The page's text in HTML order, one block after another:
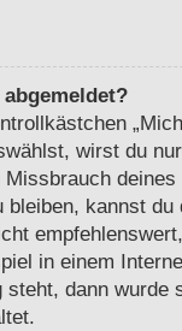
wirst du
kannst
in einem
dann wurde